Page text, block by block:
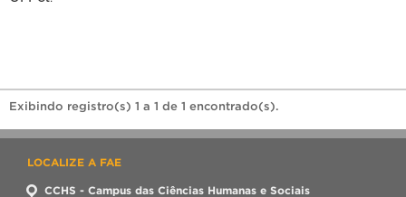
Exibindo registro(s) 1 a 1 de 1 encontrado(s).
LOCALIZE A FAE
CCHS - Campus das Ciências Humanas e Sociais